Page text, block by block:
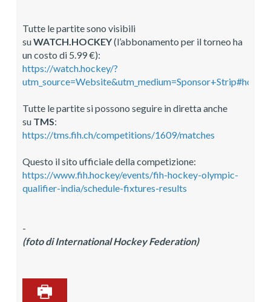
Tutte le partite sono visibili
suWATCH.HOCKEY(l’abbonamento per il torneo ha
un costo di 5.99 €):
https://watch.hockey/?
utm_source=Website&utm_medium=Sponsor+Strip#home
Tutte le partite si possono seguire in diretta anche
su TMS:
https://tms.fih.ch/competitions/1609/matches
Questo il sito ufficiale della competizione:
https://www.fih.hockey/events/fih-hockey-olympic-
qualifier-india/schedule-fixtures-results
-
(foto di International Hockey Federation)